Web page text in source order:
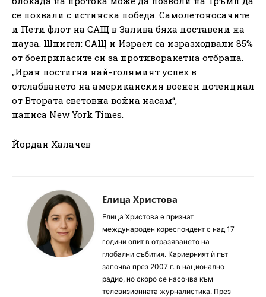
се похвали с истинска победа. Самолетоносачите
и Пети флот на САЩ в Залива бяха поставени на
пауза. Шпигел: САЩ и Израел са изразходвали 85%
от боеприпасите си за противоракетна отбрана.
„Иран постигна най-голямият успех в
отслабването на американския военен потенциал
от Втората световна война насам“,
написа New York Times.
Йордан Халачев
Елица Христова
Елица Христова е признат
международен кореспондент с над 17
години опит в отразяването на
глобални събития. Кариерният ѝ път
започва през 2007 г. в национално
радио, но скоро се насочва към
телевизионната журналистика. През